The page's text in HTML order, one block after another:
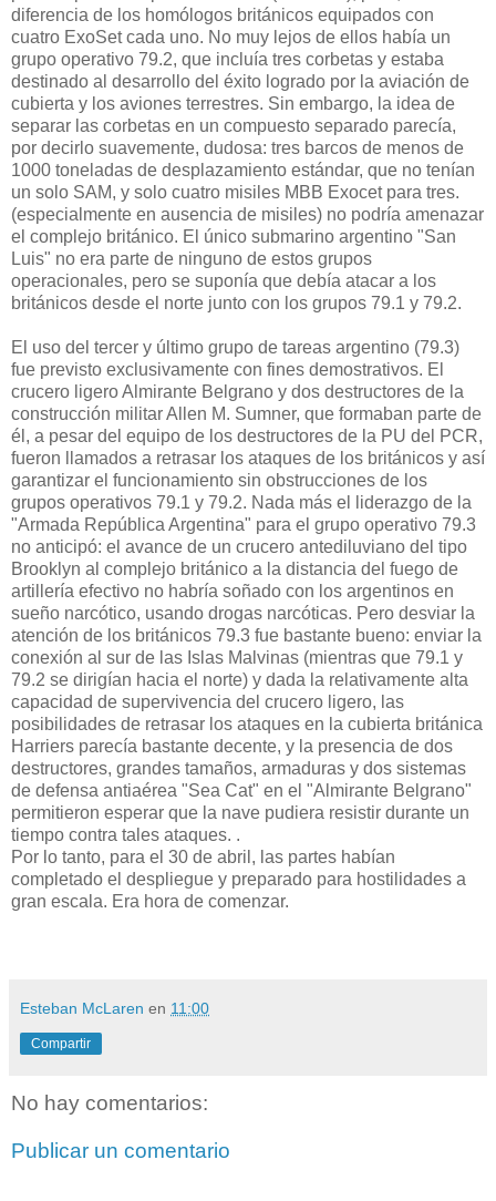
diferencia de los homólogos británicos equipados con
cuatro ExoSet cada uno. No muy lejos de ellos había un
grupo operativo 79.2, que incluía tres corbetas y estaba
destinado al desarrollo del éxito logrado por la aviación de
cubierta y los aviones terrestres. Sin embargo, la idea de
separar las corbetas en un compuesto separado parecía,
por decirlo suavemente, dudosa: tres barcos de menos de
1000 toneladas de desplazamiento estándar, que no tenían
un solo SAM, y solo cuatro misiles MBB Exocet para tres.
(especialmente en ausencia de misiles) no podría amenazar
el complejo británico. El único submarino argentino "San
Luis" no era parte de ninguno de estos grupos
operacionales, pero se suponía que debía atacar a los
británicos desde el norte junto con los grupos 79.1 y 79.2.
El uso del tercer y último grupo de tareas argentino (79.3)
fue previsto exclusivamente con fines demostrativos. El
crucero ligero Almirante Belgrano y dos destructores de la
construcción militar Allen M. Sumner, que formaban parte de
él, a pesar del equipo de los destructores de la PU del PCR,
fueron llamados a retrasar los ataques de los británicos y así
garantizar el funcionamiento sin obstrucciones de los
grupos operativos 79.1 y 79.2. Nada más el liderazgo de la
"Armada República Argentina" para el grupo operativo 79.3
no anticipó: el avance de un crucero antediluviano del tipo
Brooklyn al complejo británico a la distancia del fuego de
artillería efectivo no habría soñado con los argentinos en
sueño narcótico, usando drogas narcóticas. Pero desviar la
atención de los británicos 79.3 fue bastante bueno: enviar la
conexión al sur de las Islas Malvinas (mientras que 79.1 y
79.2 se dirigían hacia el norte) y dada la relativamente alta
capacidad de supervivencia del crucero ligero, las
posibilidades de retrasar los ataques en la cubierta británica
Harriers parecía bastante decente, y la presencia de dos
destructores, grandes tamaños, armaduras y dos sistemas
de defensa antiaérea "Sea Cat" en el "Almirante Belgrano"
permitieron esperar que la nave pudiera resistir durante un
tiempo contra tales ataques. .
Por lo tanto, para el 30 de abril, las partes habían
completado el despliegue y preparado para hostilidades a
gran escala. Era hora de comenzar.
Esteban McLaren en 11:00
Compartir
No hay comentarios:
Publicar un comentario